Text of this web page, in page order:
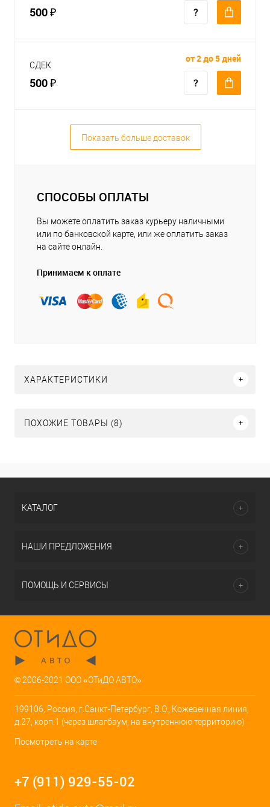
500 ₽
СДЕК
500 ₽
от 2 до 5 дней
Показать больше доставок
СПОСОБЫ ОПЛАТЫ
Вы можете оплатить заказ курьеру наличными
или по банковской карте, или же оплатить заказ
на сайте онлайн.
Принимаем к оплате
ХАРАКТЕРИСТИКИ
ПОХОЖИЕ ТОВАРЫ (8)
КАТАЛОГ
НАШИ ПРЕДЛОЖЕНИЯ
ПОМОЩЬ И СЕРВИСЫ
© 2006-2021 ООО «ОТиДО АВТО»
199106, Россия, г.Санкт-Петербург, В.О., Кожевенная линия,
д.27, корп.1 (через шлагбаум, на внутреннюю территорию)
Посмотреть на карте
+7 (911) 929-55-02